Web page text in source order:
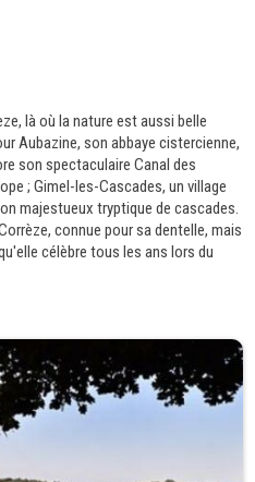
là où la nature est aussi belle
Aubazine, son abbaye cistercienne,
son spectaculaire Canal des
; Gimel-les-Cascades, un village
majestueux tryptique de cascades.
connue pour sa dentelle, mais
célèbre tous les ans lors du